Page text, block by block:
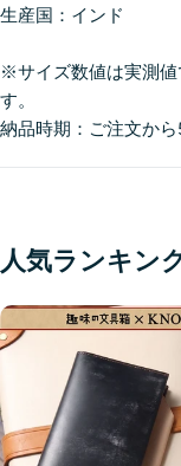
生産国：インド
※サイズ数値は実測値
す。
納品時期：ご注文か
人気ランキン